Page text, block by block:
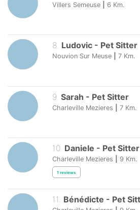
Villers Semeuse 6 Km.
8. Ludovic - Pet Sitter
Nouvion Sur Meuse 7 Km.
9 Sarah - Pet Sitter
Charleville Mezieres 7 Km.
10. Daniele - Pet Sitter
Charleville Mezieres 9 Km.
1 reviews
11 Bénédicte - Pet